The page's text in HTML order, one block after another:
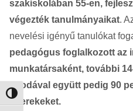
Nagy kontraszt váltása
szakiskolában 55-en,
végezték tanulmányaikat.
nevelési igényű tanulókat
pedagógus foglalkozott az
munkatársaként, további
óvodával együtt pedig 90
gyerekeket.